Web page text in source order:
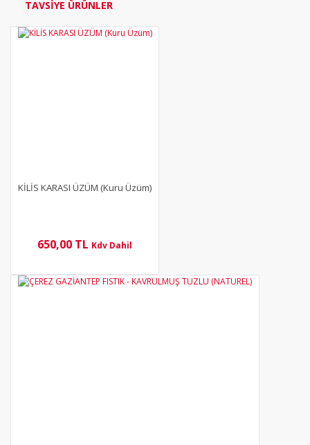
TAVSİYE ÜRÜNLER
KİLİS KARASI ÜZÜM (Kuru Üzüm)
650,00 TL Kdv Dahil